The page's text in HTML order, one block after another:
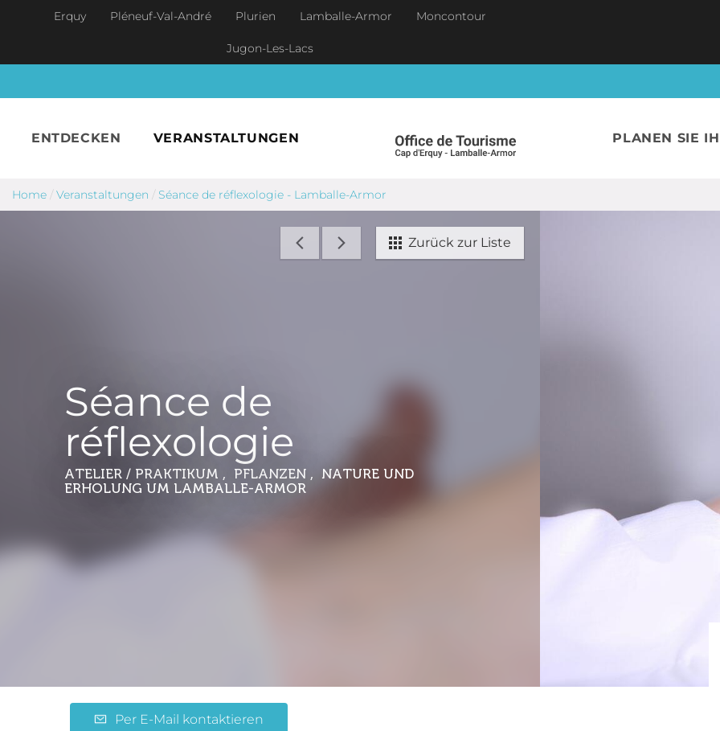
Skip to main content
Erquy Pléneuf-Val-André Plurien Lamballe-Armor Moncontour
Jugon-Les-Lacs
ENTDECKEN VERANSTALTUNGEN PLANEN SIE
Home / Veranstaltungen / Séance de réflexologie - Lamballe-Armor
Zurück zur Liste
Séance de
réflexologie
ATELIER / PRAKTIKUM , PFLANZEN , NATURE UND
ERHOLUNG UM LAMBALLE-ARMOR
Per E-Mail kontaktieren